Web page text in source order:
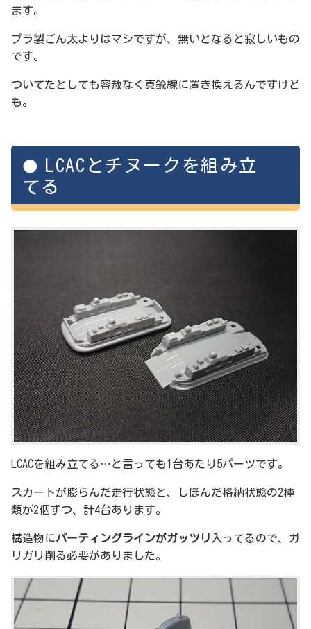
ます。
プラ製ごん太よりはマシですが、無いとなると寂しいもの
です。
ついてたとしても容赦なく真鍮線に置き換えるんですけど
も。
LCACとチヌークを組み立
てる
LCACを組み立てる…と言っても1台あたり5パーツです。
スカートが膨らんだ走行状態と、しぼんだ格納状態の2種
類が2個ずつ、計4台あります。
構造物にパーティングラインがガッツリ 入ってるので、ガ
リガリ削る必要がありました。